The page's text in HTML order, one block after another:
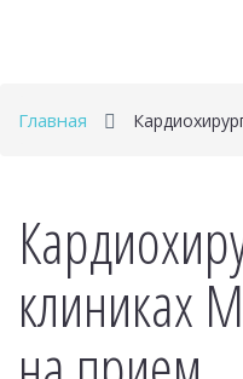
Главная
клиниках